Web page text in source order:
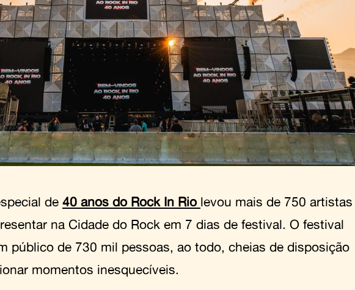
de 40 anos do Rock In Rio levou mais de 750 artistas
na Cidade do Rock em 7 dias de festival. O festival
público de 730 mil pessoas, ao todo, cheias de disposição
momentos inesquecíveis.